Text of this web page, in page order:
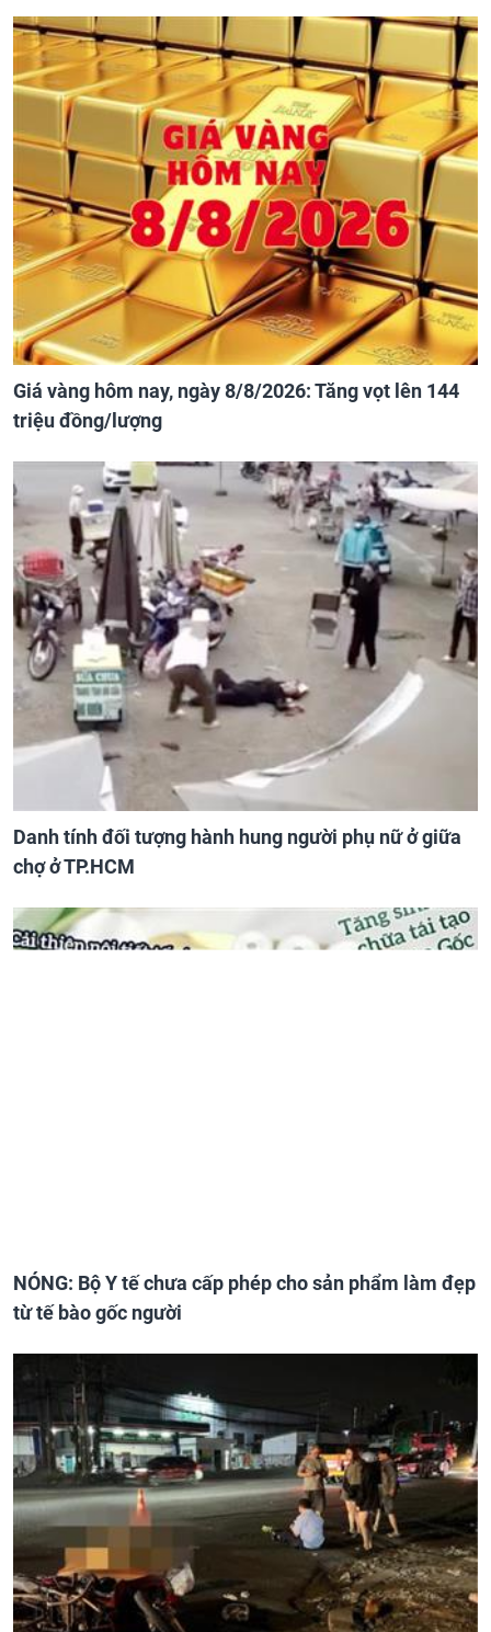
Giá vàng hôm nay, ngày 8/8/2026: Tăng vọt lên 144
triệu đồng/lượng
Danh tính đối tượng hành hung người phụ nữ ở giữa
chợ ở TP.HCM
NÓNG: Bộ Y tế chưa cấp phép cho sản phẩm làm đẹp
từ tế bào gốc người